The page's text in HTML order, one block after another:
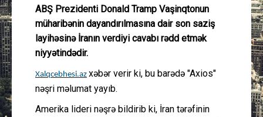
ABŞ Prezidenti Donald Tramp Vaşinqtonun
müharibənin dayandırılmasına dair son saziş
layihəsinə İranın verdiyi cavabı rədd etmək
niyyətindədir.
Xalqcebhesi.az xəbər verir ki, bu barədə "Axios"
nəşri məlumat yayıb.
Amerika lideri nəşrə bildirib ki, İran tərəfinin